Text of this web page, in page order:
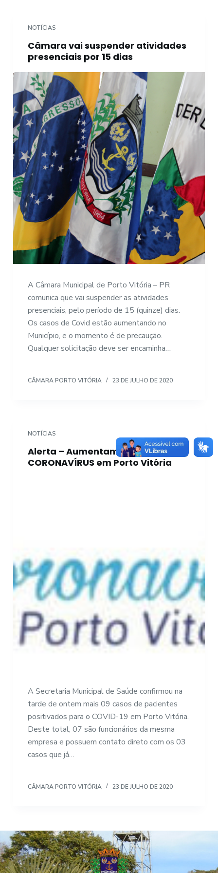
NOTÍCIAS
Câmara vai suspender atividades
presenciais por 15 dias
A Câmara Municipal de Porto Vitória – PR
comunica que vai suspender as atividades
presenciais, pelo período de 15 (quinze) dias.
Os casos de Covid estão aumentando no
Município, e o momento é de precaução.
Qualquer solicitação deve ser encaminha…
CÂMARA PORTO VITÓRIA 23 DE JULHO DE 2020
NOTÍCIAS
Alerta – Aumentam os casos de
CORONAVÍRUS em Porto Vitória
A Secretaria Municipal de Saúde confirmou na
tarde de ontem mais 09 casos de pacientes
positivados para o COVID-19 em Porto Vitória.
Deste total, 07 são funcionários da mesma
empresa e possuem contato direto com os 03
casos que já…
CÂMARA PORTO VITÓRIA 23 DE JULHO DE 2020